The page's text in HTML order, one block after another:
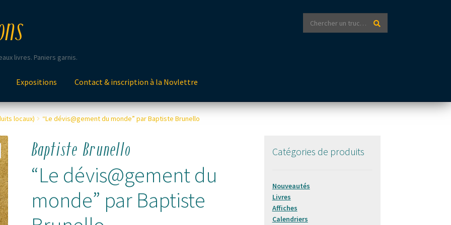
livres. Paniers garnis.
Expositions Contact & inscription à la Novlettre
locaux) “Le dévis@gement du monde” par Baptiste Brunello
Baptiste Brunello
“Le dévis@gement du
monde” par Baptiste
Catégories de produits
Nouveautés
Livres
Affiches
Calendriers